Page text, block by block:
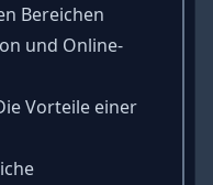
Bereichen
und Online-
Vorteile einer